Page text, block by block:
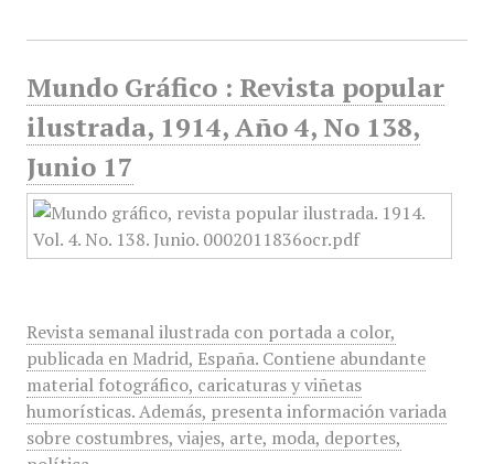
Mundo Gráfico : Revista popular
ilustrada, 1914, Año 4, No 138,
Junio 17
Revista semanal ilustrada con portada a color,
publicada en Madrid, España. Contiene abundante
material fotográfico, caricaturas y viñetas
humorísticas. Además, presenta información variada
sobre costumbres, viajes, arte, moda, deportes,